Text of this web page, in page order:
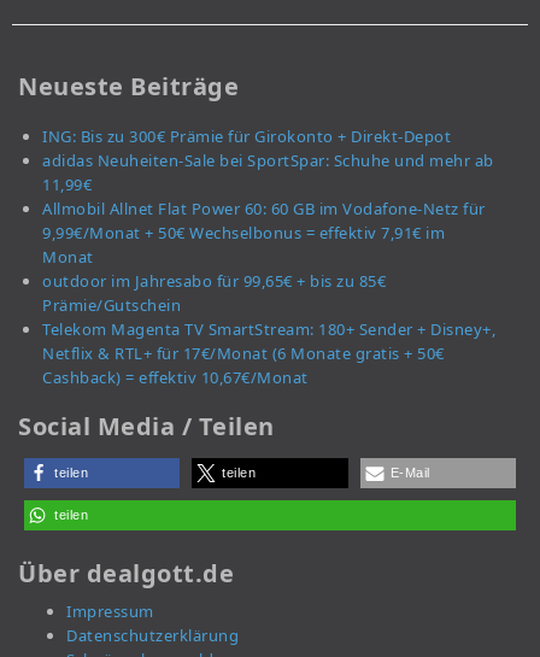
Neueste Beiträge
ING: Bis zu 300€ Prämie für Girokonto + Direkt-Depot
adidas Neuheiten-Sale bei SportSpar: Schuhe und mehr ab
11,99€
Allmobil Allnet Flat Power 60: 60 GB im Vodafone-Netz für
9,99€/Monat + 50€ Wechselbonus = effektiv 7,91€ im
Monat
outdoor im Jahresabo für 99,65€ + bis zu 85€
Prämie/Gutschein
Telekom Magenta TV SmartStream: 180+ Sender + Disney+,
Netflix & RTL+ für 17€/Monat (6 Monate gratis + 50€
Cashback) = effektiv 10,67€/Monat
Social Media / Teilen
teilen teilen E-Mail
teilen
Über dealgott.de
Impressum
Datenschutzerklärung